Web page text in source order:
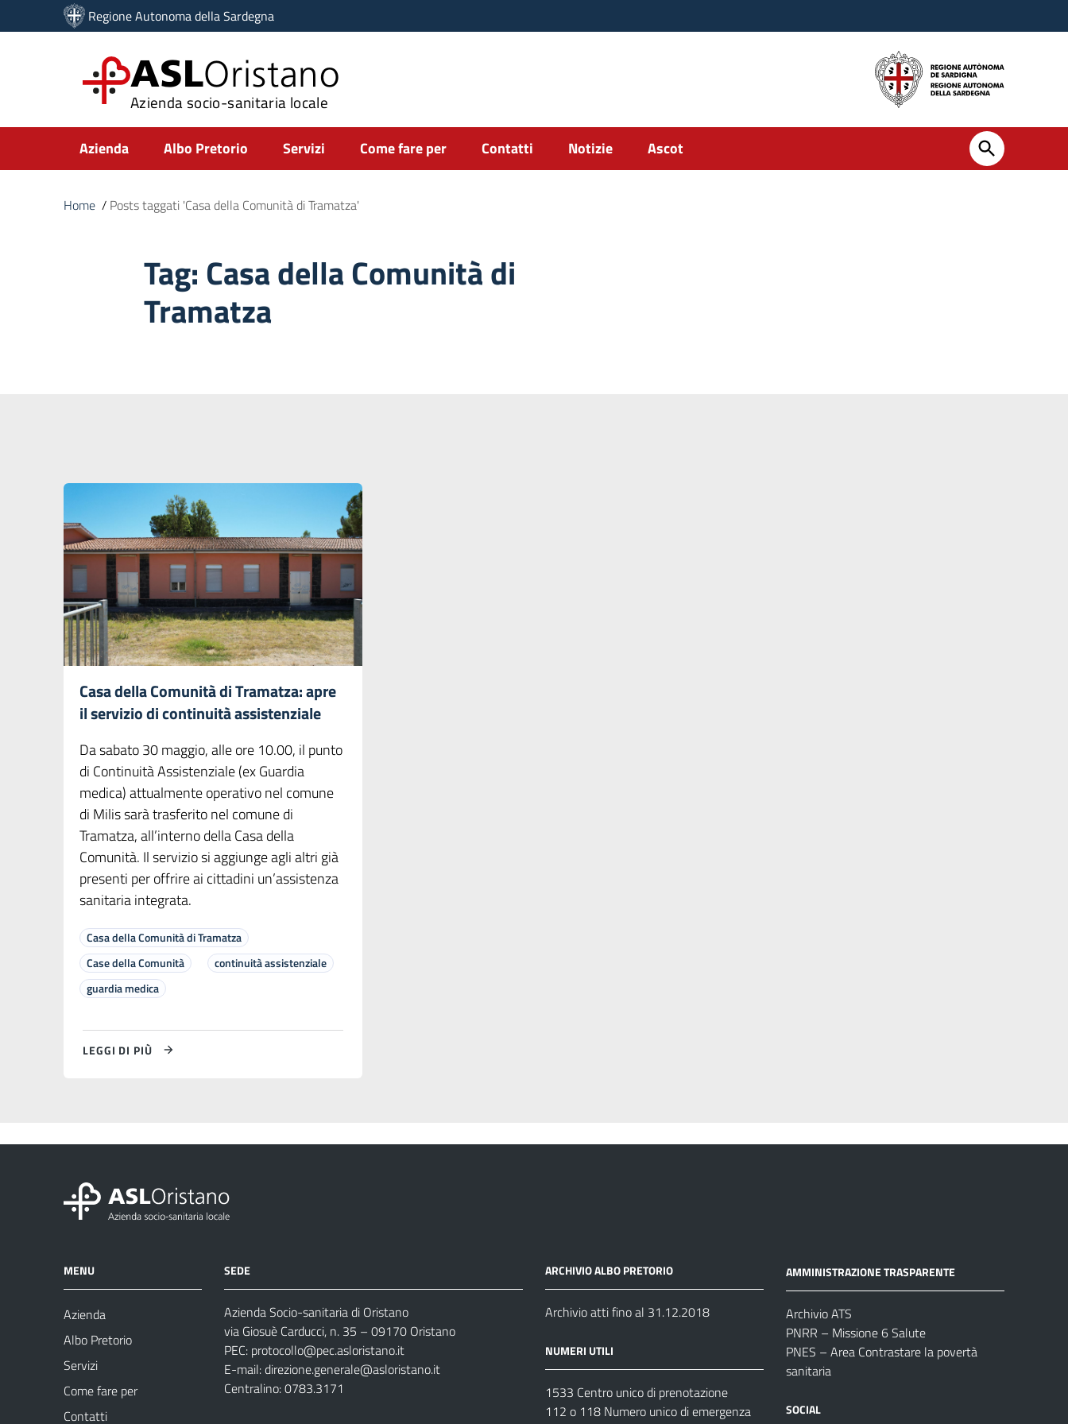
Vai ai contenuti
Vai al menu di navigazione
Regione Autonoma della Sardegna
ASLOristano
Azienda socio-sanitaria locale
Submenu
Azienda Albo Pretorio Servizi Come fare per Contatti Notizie Ascot
Home / Posts taggati 'Casa della Comunità di Tramatza'
Tag:Casa della Comunità di
Tramatza
Casa della Comunità di Tramatza: apre
il servizio di continuità assistenziale
Da sabato 30 maggio, alle ore 10.00, il punto
di Continuità Assistenziale (ex Guardia
medica) attualmente operativo nel comune
di Milis sarà trasferito nel comune di
Tramatza, all’interno della Casa della
Comunità. Il servizio si aggiunge agli altri già
presenti per offrire ai cittadini un’assistenza
sanitaria integrata.
Casa della Comunità di Tramatza
Case della Comunità
continuità assistenziale
guardia medica
LEGGI DI PIÙ
MENU
Azienda
Albo Pretorio
Servizi
Come fare per
Contatti
SEDE
Azienda Socio-sanitaria di Oristano
via Giosuè Carducci, n. 35 – 09170 Oristano
PEC: protocollo@pec.asloristano.it
E-mail:direzione.generale@asloristano.it
Centralino: 0783.3171
ARCHIVIO ALBO PRETORIO
Archivio atti fino al 31.12.2018
NUMERI UTILI
1533 Centro unico di prenotazione
112 o 118 Numero unico di emergenza
AMMINISTRAZIONE TRASPARENTE
Archivio ATS
PNRR – Missione 6 Salute
PNES – Area Contrastare la povertà
sanitaria
SOCIAL